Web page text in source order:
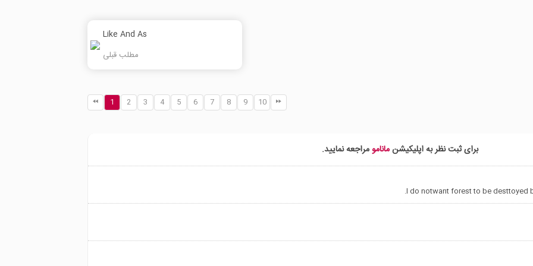
euthanised.
Belinda Attree, farmer
pain and that's… that's what's
Like And As
مطلب قبلی
1 2 3 4 5 6 7 8 9 10
برای ثبت نظر به اپلیکیشنمانامومراجعه نمایید.